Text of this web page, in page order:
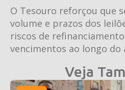
O Tesouro reforçou que
volume e prazos dos
riscos de
vencimentos ao longo do
Veja